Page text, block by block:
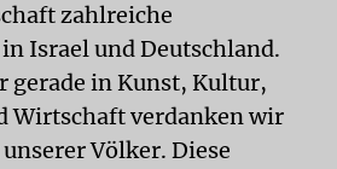
zahlreiche
Israel und Deutschland.
gerade in Kunst, Kultur,
Wirtschaft verdanken wir
Völker. Diese